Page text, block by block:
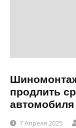
продлить
автомобиля
7 Апреля 2025